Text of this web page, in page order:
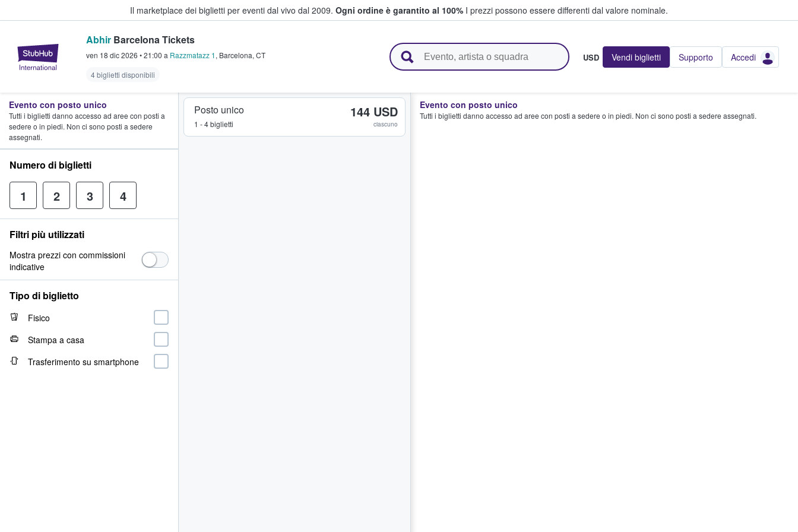
Il marketplace dei biglietti per eventi dal vivo dal 2009. Ogni ordine è garantito al 100% I prezzi possono essere differenti dal valore nominale.
StubHub - Dove i fan comprano e vendono biglietti
Abhir Barcelona Tickets
ven 18 dic 2026 •21:00 a Razzmatazz 1, Barcelona, CT
4 biglietti disponibili
USD Vendi biglietti Supporto Accedi
Posto unico
1 - 4 biglietti
144 USD
ciascuno
Evento con posto unico
Tutti i biglietti danno accesso ad aree con posti a sedere o in piedi. Non ci sono posti a sedere assegnati.
Evento con posto unico
Tutti i biglietti danno accesso ad aree con posti a
sedere o in piedi. Non ci sono posti a sedere
assegnati.
Numero di biglietti
1 2 3 4
Filtri più utilizzati
Mostra prezzi con commissioni
indicative
Tipo di biglietto
Fisico
Stampa a casa
Trasferimento su smartphone